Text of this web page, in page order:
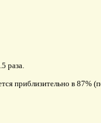
раза.
приблизительно в 87%